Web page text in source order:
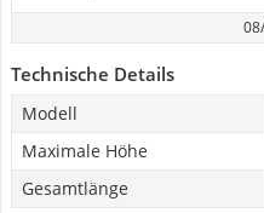
Technische Details
Modell
Maximale Höhe
Gesamtlänge